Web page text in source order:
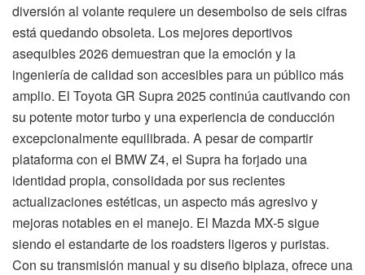
diversión al volante requiere un desembolso de seis cifras
está quedando obsoleta. Los mejores deportivos
asequibles 2026 demuestran que la emoción y la
ingeniería de calidad son accesibles para un público más
amplio. El Toyota GR Supra 2025 continúa cautivando con
su potente motor turbo y una experiencia de conducción
excepcionalmente equilibrada. A pesar de compartir
plataforma con el BMW Z4, el Supra ha forjado una
identidad propia, consolidada por sus recientes
actualizaciones estéticas, un aspecto más agresivo y
mejoras notables en el manejo. El Mazda MX-5 sigue
siendo el estandarte de los roadsters ligeros y puristas.
Con su transmisión manual y su diseño biplaza, ofrece una